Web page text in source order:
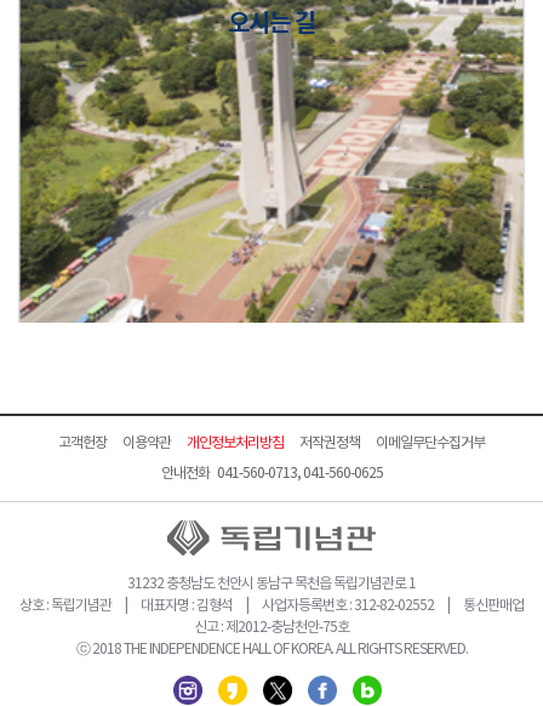
오시는 길
고객헌장 이용약관 개인정보처리방침 저작권정책
이메일무단수집거부
안내전화 041-560-0713, 041-560-0625
31232 충청남도 천안시 동남구 목천읍 독립기념관로 1
상호 : 독립기념관 | 대표자명 : 김형석 | 사업자등록번호 : 312-82-02552 | 통신판매업
신고 : 제2012-충남천안-75호
ⓒ 2018 THE INDEPENDENCE HALL OF KOREA. ALL RIGHTS RESERVED.